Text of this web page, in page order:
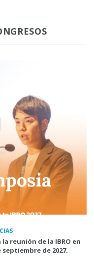
reunión de la IBRO en
septiembre de 2027.